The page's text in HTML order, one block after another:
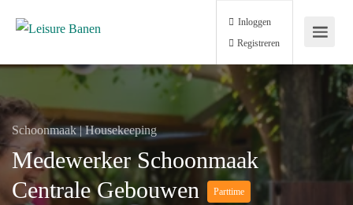
Inloggen
Registreren
Schoonmaak | Housekeeping
Medewerker Schoonmaak
Centrale Gebouwen
Parttime